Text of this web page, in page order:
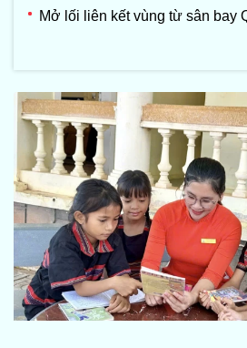
Mở lối liên kết vùng từ sân bay